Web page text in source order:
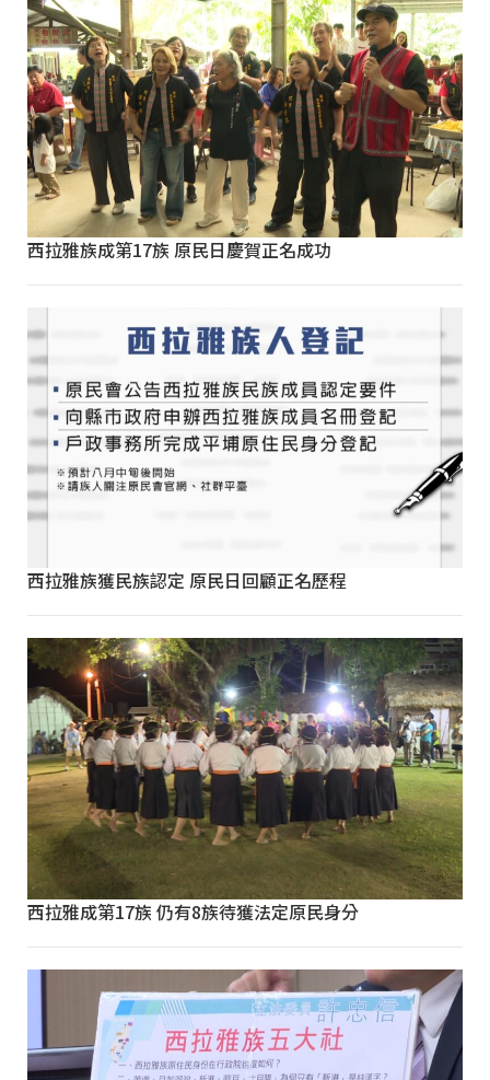
西拉雅族成第17族 原民日慶賀正名成功
西拉雅族獲民族認定 原民日回顧正名歷程
西拉雅成第17族 仍有8族待獲法定原民身分